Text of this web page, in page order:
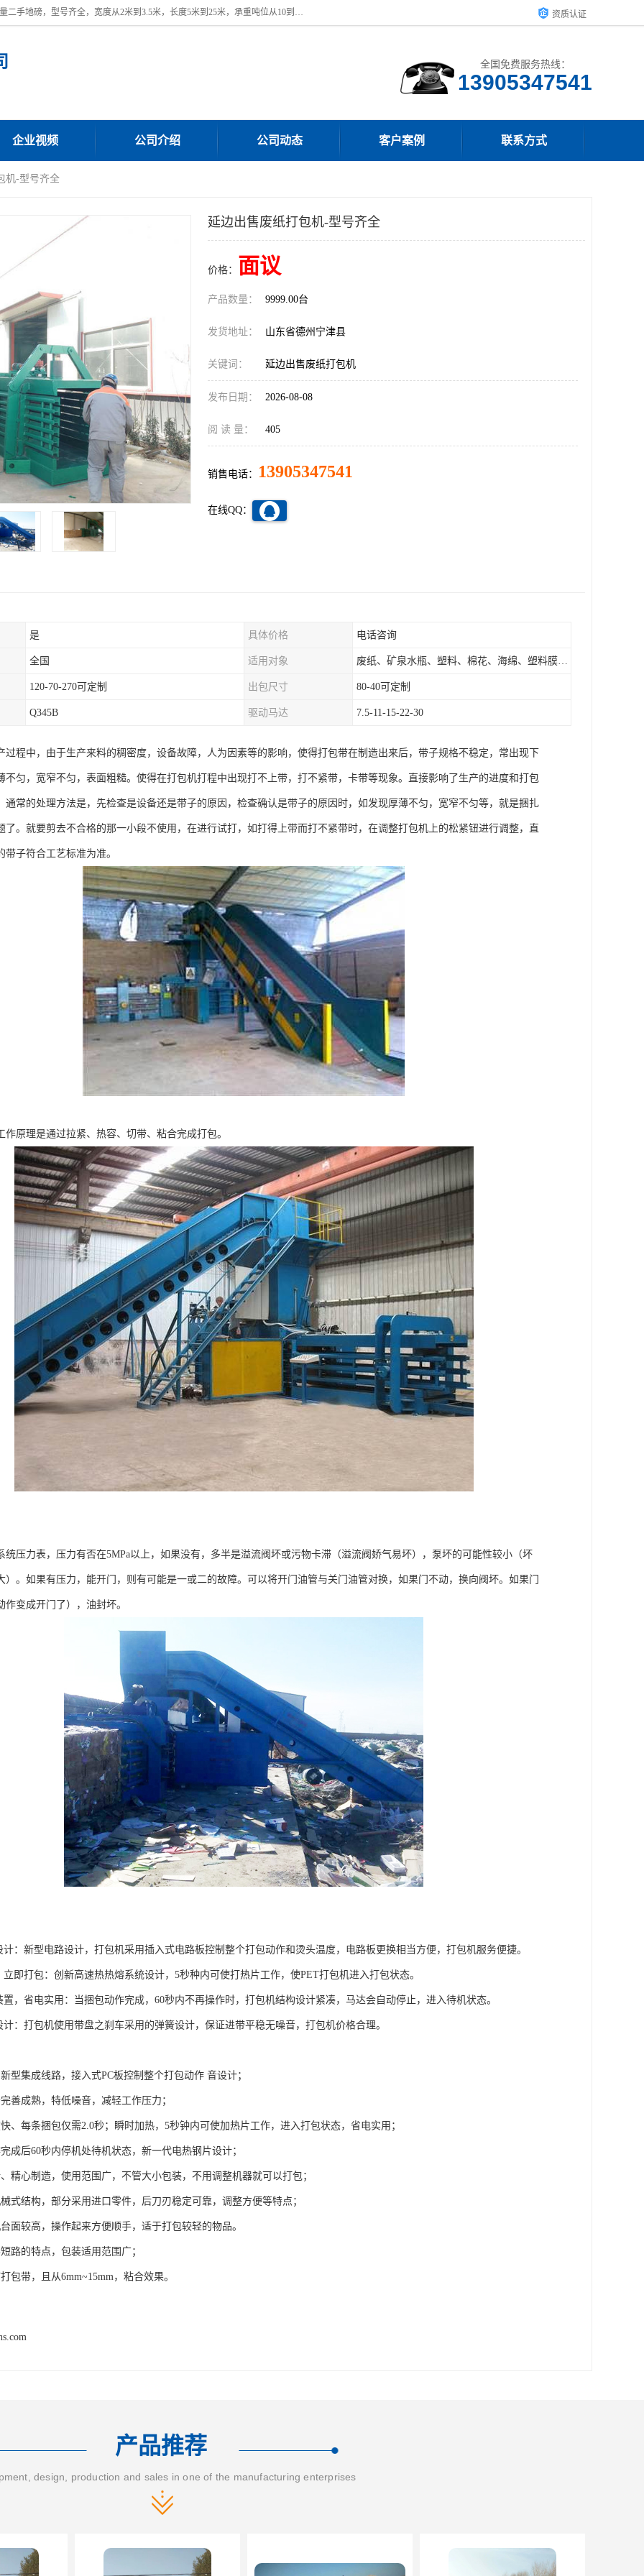
本公司常年出售回收二手地磅，回收出售二手地磅。 近期本公司回收大量二手地磅，型号齐全，宽度从2米到3.5米，长度5米到25米，承重吨位从10到200吨，成色7—9成新。 ? 使用年限6个月至2年，产品来源于个人闲置品，工矿企业停用品，因小换大而来。 精准度和新的一样， 二手地磅是内行人的选择，打个电话就省钱朋友您好等什么 资质认证
全国免费服务热线：
13905347541
企业视频 公司介绍 公司动态 客户案例 联系方式
机-型号齐全
延边出售废纸打包机-型号齐全
价格： 面议
产品数量： 9999.00台
发货地址： 山东省德州宁津县
关键词： 延边出售废纸打包机
发布日期： 2026-08-08
阅 读 量： 405
销售电话： 13905347541
在线QQ：
是 具体价格 电话咨询
全国 适用对象 废纸、矿泉水瓶、塑料、棉花、海绵、塑料膜、垃圾、废料等
120-70-270可定制 出包尺寸 80-40可定制
Q345B 驱动马达 7.5-11-15-22-30
过程中，由于生产来料的稠密度，设备故障，人为因素等的影响，使得打包带在制造出来后，带子规格不稳定，常出现下
不匀，宽窄不匀，表面粗糙。使得在打包机打程中出现打不上带，打不紧带，卡带等现象。直接影响了生产的进度和打包
通常的处理方法是，先检查是设备还是带子的原因，检查确认是带子的原因时，如发现厚薄不匀，宽窄不匀等，就是捆扎
了。就要剪去不合格的那一小段不使用，在进行试打，如打得上带而打不紧带时，在调整打包机上的松紧钮进行调整，直
带子符合工艺标准为准。
作原理是通过拉紧、热容、切带、粘合完成打包。
统压力表，压力有否在5MPa以上，如果没有，多半是溢流阀坏或污物卡滞（溢流阀娇气易坏），泵坏的可能性较小（坏
）。如果有压力，能开门，则有可能是一或二的故障。可以将开门油管与关门油管对换，如果门不动，换向阀坏。如果门
作变成开门了），油封坏。
计：新型电路设计，打包机采用插入式电路板控制整个打包动作和烫头温度，电路板更换相当方便，打包机服务便捷。
立即打包：创新高速热热熔系统设计，5秒种内可使打热片工作，使PET打包机进入打包状态。
置，省电实用：当捆包动作完成，60秒内不再操作时，打包机结构设计紧凑，马达会自动停止，进入待机状态。
计：打包机使用带盘之刹车采用的弹簧设计，保证进带平稳无噪音，打包机价格合理。
型集成线路，接入式PC板控制整个打包动作 音设计；
善成熟，特低噪音，减轻工作压力；
、每条捆包仅需2.0秒；瞬时加热，5秒钟内可使加热片工作，进入打包状态，省电实用；
成后60秒内停机处待机状态，新一代电热钢片设计；
精心制造，使用范围广，不管大小包装，不用调整机器就可以打包；
式结构，部分采用进口零件，后刀刃稳定可靠，调整方便等特点；
面较高，操作起来方便顺手，适于打包较轻的物品。
路的特点，包装适用范围广；
包带，且从6mm~15mm，粘合效果。
产品推荐
design, production and sales in one of the manufacturing enterprises